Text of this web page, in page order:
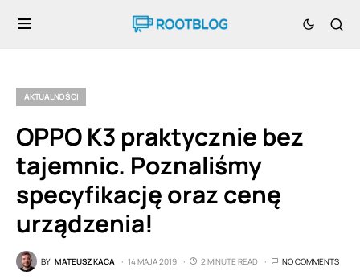
AKTUALNOŚCI
OPPO K3 praktycznie bez
tajemnic. Poznaliśmy
specyfikację oraz cenę
urządzenia!
BY MATEUSZ KACA 14 MAJA 2019 2 MINUTE READ NO COMMENTS